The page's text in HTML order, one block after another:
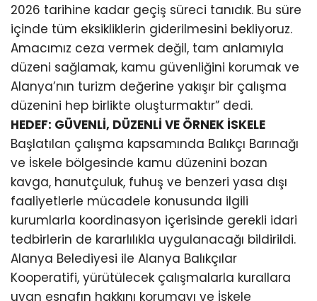
2026 tarihine kadar geçiş süreci tanıdık. Bu süre
içinde tüm eksikliklerin giderilmesini bekliyoruz.
Amacımız ceza vermek değil, tam anlamıyla
düzeni sağlamak, kamu güvenliğini korumak ve
Alanya’nın turizm değerine yakışır bir çalışma
düzenini hep birlikte oluşturmaktır” dedi.
HEDEF: GÜVENLİ, DÜZENLİ VE ÖRNEK İSKELE
Başlatılan çalışma kapsamında Balıkçı Barınağı
ve İskele bölgesinde kamu düzenini bozan
kavga, hanutçuluk, fuhuş ve benzeri yasa dışı
faaliyetlerle mücadele konusunda ilgili
kurumlarla koordinasyon içerisinde gerekli idari
tedbirlerin de kararlılıkla uygulanacağı bildirildi.
Alanya Belediyesi ile Alanya Balıkçılar
Kooperatifi, yürütülecek çalışmalarla kurallara
uyan esnafın hakkını korumayı ve İskele